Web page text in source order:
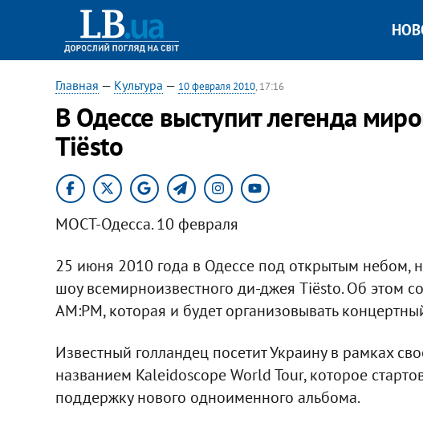
Главная — Культура — 10 февраля 2010, 17:16
В Одессе выступит легенда
Tiёsto
МОСТ-Одесса. 10 февраля
25 июня 2010 года в Одессе под открытым небом,
шоу всемирноизвестного ди-джея Tiёsto. Об этом
AM:PM, которая и будет организовывать
Известный голландец посетит Украину в рамках
названием Kaleidoscope World Tour, которое
поддержку нового одноименного альбома.